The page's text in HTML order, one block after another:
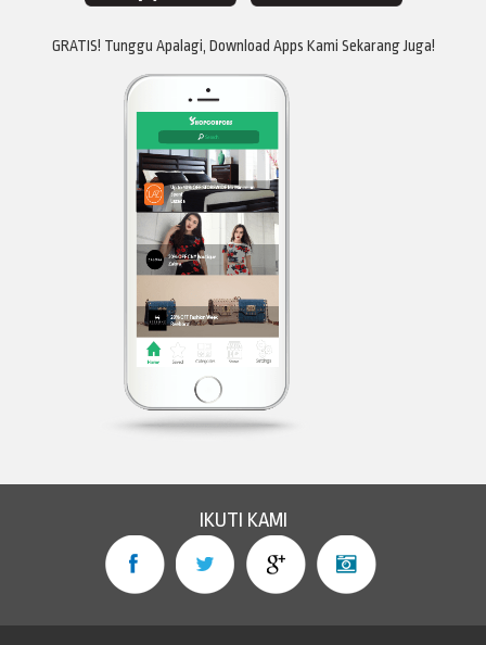
GRATIS! Tunggu Apalagi, Download Apps Kami Sekarang Juga!
IKUTI KAMI